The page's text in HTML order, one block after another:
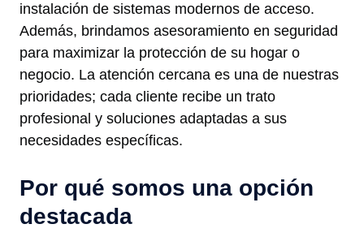
instalación de sistemas modernos de acceso.
Además, brindamos asesoramiento en seguridad
para maximizar la protección de su hogar o
negocio. La atención cercana es una de nuestras
prioridades; cada cliente recibe un trato
profesional y soluciones adaptadas a sus
necesidades específicas.
Por qué somos una opción
destacada